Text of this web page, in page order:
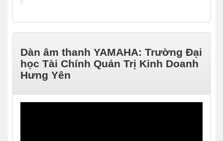
Dàn âm thanh YAMAHA: Trường Đại
học Tài Chính Quản Trị Kinh Doanh
Hưng Yên